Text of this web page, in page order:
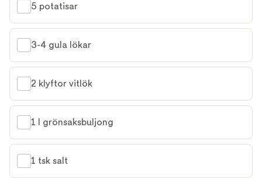
5 potatisar
3-4 gula lökar
2 klyftor vitlök
1 l grönsaksbuljong
1 tsk salt